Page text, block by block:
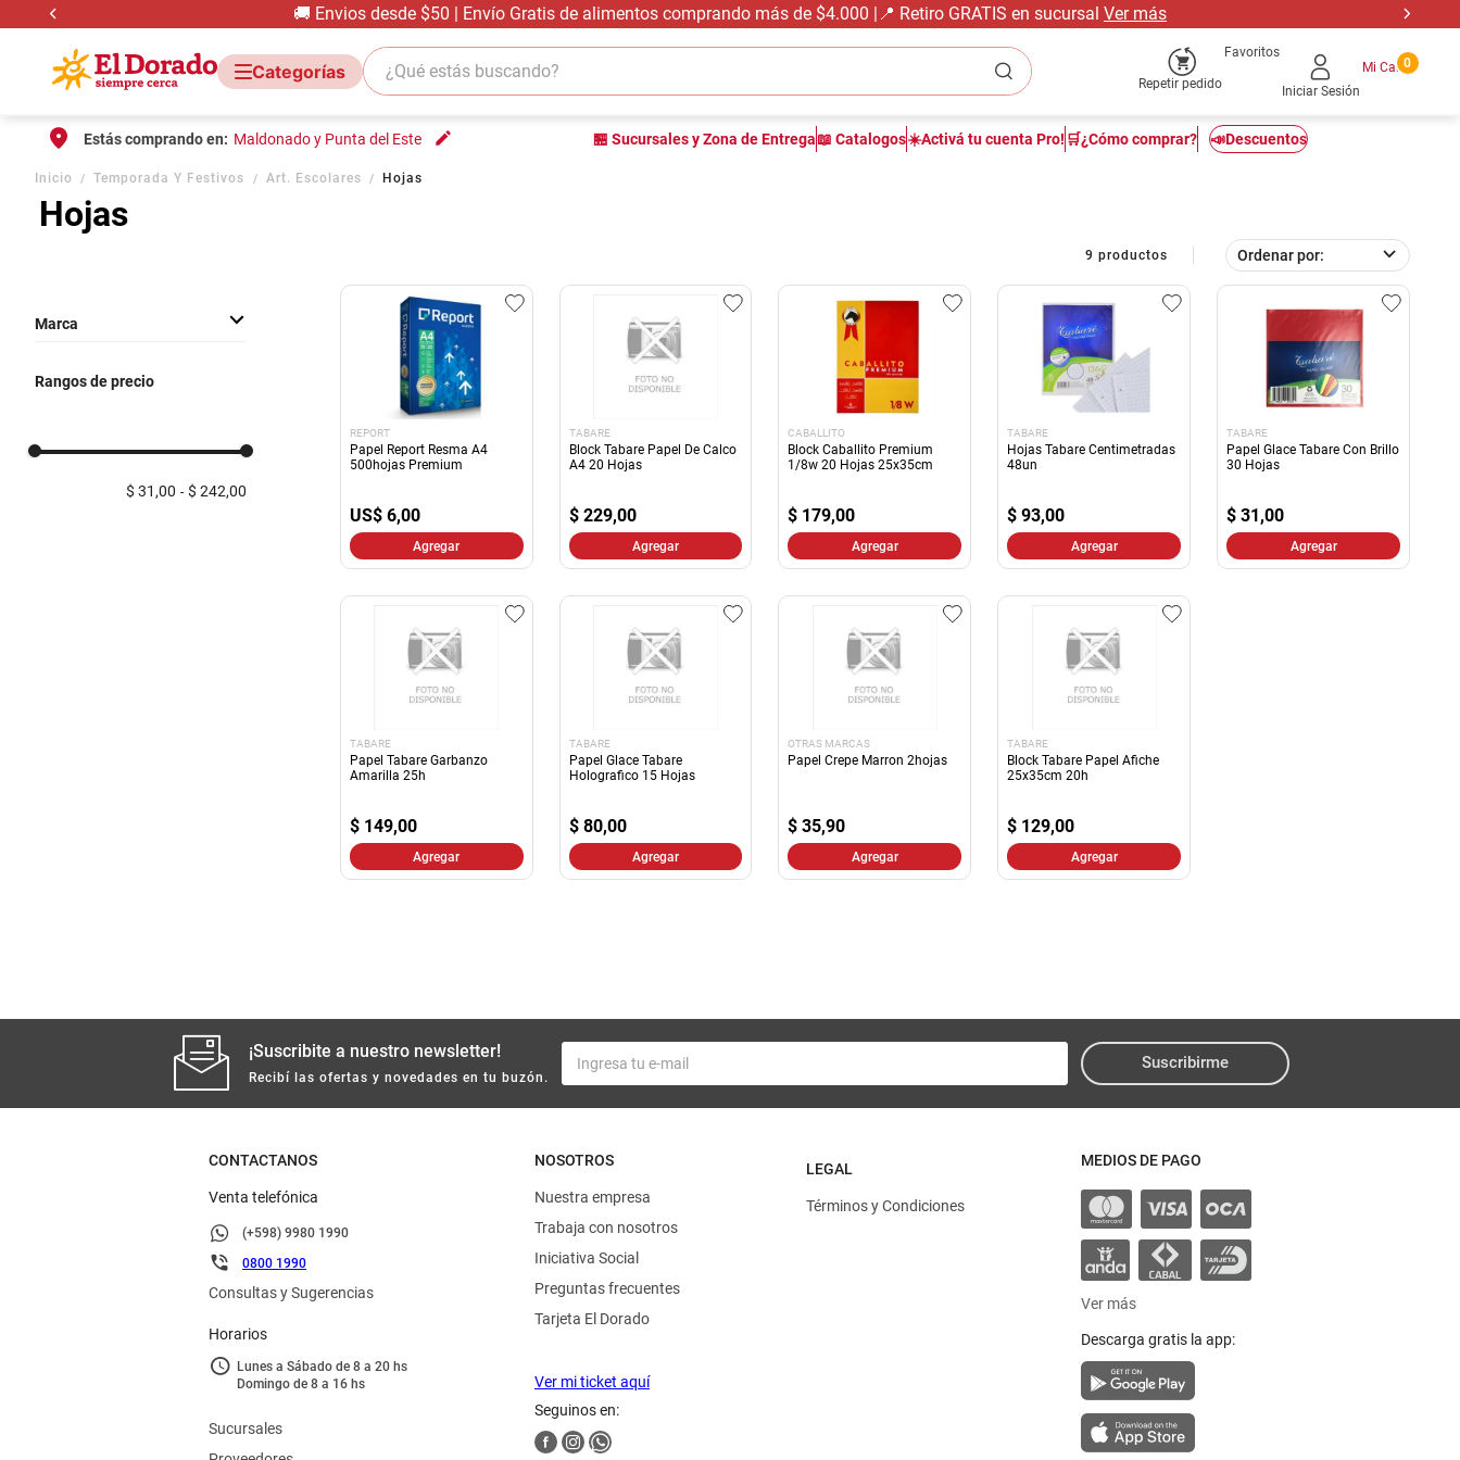
🚚 Envios desde $50 | Envío Gratis de alimentos comprando más de $4.000 |📍 Retiro GRATIS en sucursal Ver más
¿Qué estás buscando?
Repetir pedido
Favoritos
Iniciar Sesión
0
Estás comprando en: Maldonado y Punta del Este 🏪 Sucursales y Zona de Entrega📖 Catalogos☀️Activá tu cuenta Pro! 🛒¿Cómo comprar? 📣Descuentos
Inicio Temporada Y Festivos Art. Escolares Hojas
Hojas
9 productos Ordenar por
Marca
REPORT
Rangos de precio
$ 31,00 $ 242,00
REPORT
Papel Report Resma A4
500hojas Premium
US$ 6,00
Agregar
TABARE
Block Tabare Papel De Calco
A4 20 Hojas
$ 229,00
Agregar
CABALLITO
Block Caballito Premium
1/8w 20 Hojas 25x35cm
$ 179,00
Agregar
TABARE
Hojas Tabare Centimetradas
48un
$ 93,00
Agregar
TABARE
Papel Glace Tabare Con Brillo
30 Hojas
$ 31,00
Agregar
TABARE
Papel Tabare Garbanzo
Amarilla 25h
$ 149,00
Agregar
TABARE
Papel Glace Tabare
Holografico 15 Hojas
$ 80,00
Agregar
OTRAS MARCAS
Papel Crepe Marron 2hojas
$ 35,90
Agregar
TABARE
Block Tabare Papel Afiche
25x35cm 20h
$ 129,00
Agregar
¡Suscribite a nuestro newsletter!
Recibí las ofertas y novedades en tu buzón.
Suscribirme
CONTACTANOS
Venta telefónica
(+598) 9980 1990
0800 1990
Consultas y Sugerencias
Horarios
Lunes a Sábado de 8 a 20 hs
Domingo de 8 a 16 hs
Sucursales
NOSOTROS
Nuestra empresa
Trabaja con nosotros
Iniciativa Social
Preguntas frecuentes
Tarjeta El Dorado
Ver mi ticket aquí
Seguinos en:
LEGAL
Términos y Condiciones
MEDIOS DE PAGO
Ver más
Descarga gratis la app:
1. carne carnicería
5 pollo
bondiola
fideos
yerba
harina